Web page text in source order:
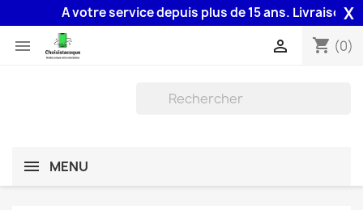
A votre service depuis plus de 15 ans. Livraison X
 shopping_cart (0)

MENU